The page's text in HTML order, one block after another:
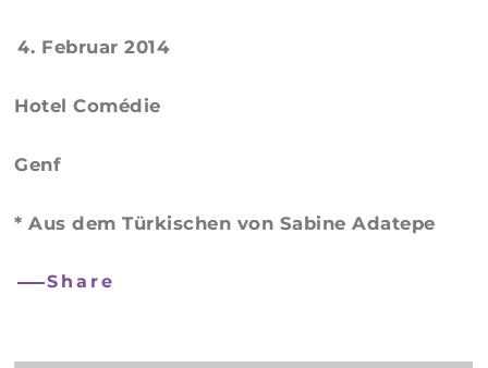
Februar 2014
Hotel Comédie
Genf
* Aus dem Türkischen von Sabine Adatepe
Share